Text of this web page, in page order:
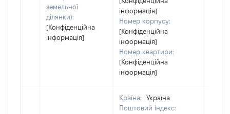
земельної
ділянки):
[Конфіденційна
інформація]
інформація]
Номер корпусу:
[Конфіденційна
інформація]
Номер квартири:
[Конфіденційна
інформація]
Країна:
Україна
Поштовий індекс: